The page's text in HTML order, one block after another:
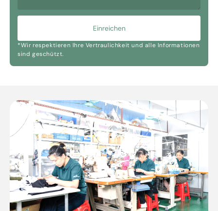
Einreichen
*Wir respektieren Ihre Vertraulichkeit und alle Informationen
sind geschützt.